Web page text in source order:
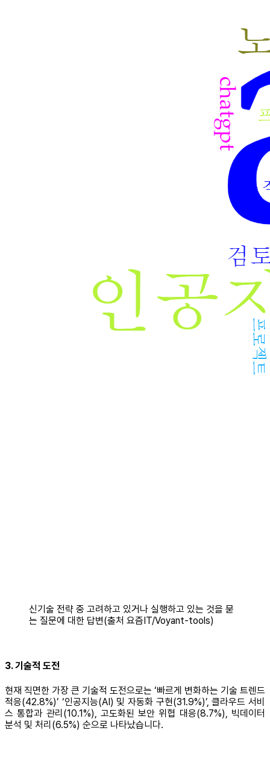
신기술 전략 중 고려하고 있거나 실행하고 있는 것을 묻
는 질문에 대한 답변(출처 요즘IT/Voyant-tools)
3. 기술적 도전
현재 직면한 가장 큰 기술적 도전으로는 ‘빠르게 변화하는 기술 트렌드
적응(42.8%)’ ‘인공지능(AI) 및 자동화 구현(31.9%)’, 클라우드 서비
스 통합과 관리(10.1%), 고도화된 보안 위협 대응(8.7%), 빅데이터
분석 및 처리(6.5%) 순으로 나타났습니다.